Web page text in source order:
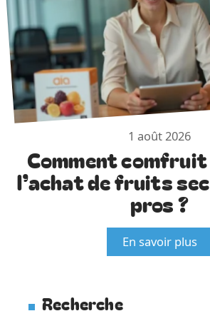
1 août 2026
Comment
l’achat de fruits
pros ?
En savoir plus
Recherche